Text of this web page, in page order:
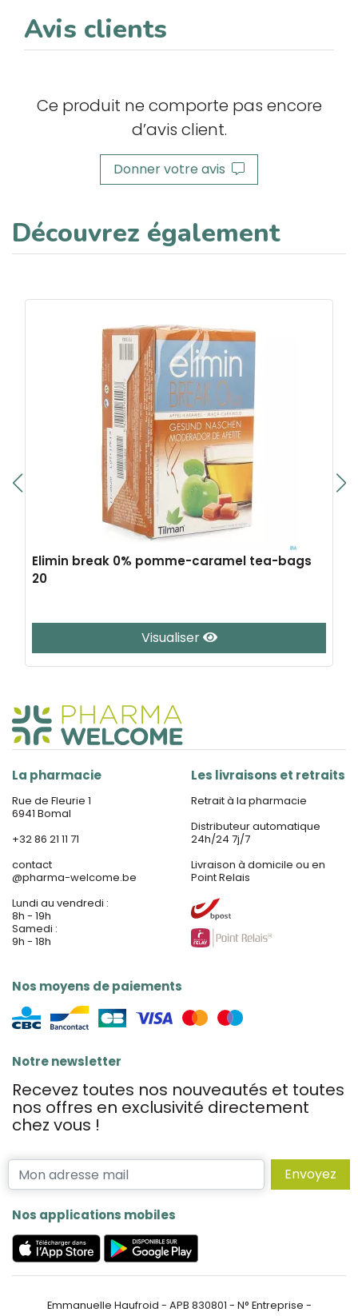
Avis clients
Ce produit ne comporte pas encore
d’avis client.
Donner votre avis
Découvrez également
Elimin break 0% pomme-caramel tea-bags
20
Visualiser
La pharmacie
Rue de Fleurie 1
6941 Bomal
+32 86 21 11 71
contact
@pharma-welcome.be
Lundi au vendredi :
8h - 19h
Samedi :
9h - 18h
Nos moyens de paiements
Les livraisons et retraits
Retrait à la pharmacie
Distributeur automatique
24h/24 7j/7
Livraison à domicile ou en
Point Relais
Notre newsletter
Recevez toutes nos nouveautés et toutes
nos offres en exclusivité directement
chez vous !
Envoyez
Nos applications mobiles
Emmanuelle Haufroid - APB 830801 - N° Entreprise -